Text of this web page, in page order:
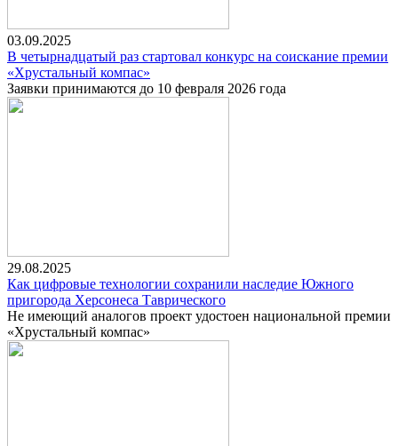
03.09.2025
В четырнадцатый раз стартовал конкурс на соискание премии
«Хрустальный компас»
Заявки принимаются до 10 февраля 2026 года
29.08.2025
Как цифровые технологии сохранили наследие Южного
пригорода Херсонеса Таврического
Не имеющий аналогов проект удостоен национальной премии
«Хрустальный компас»